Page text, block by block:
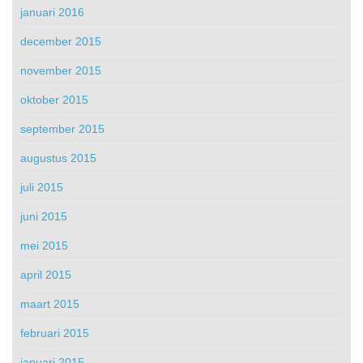
januari 2016
december 2015
november 2015
oktober 2015
september 2015
augustus 2015
juli 2015
juni 2015
mei 2015
april 2015
maart 2015
februari 2015